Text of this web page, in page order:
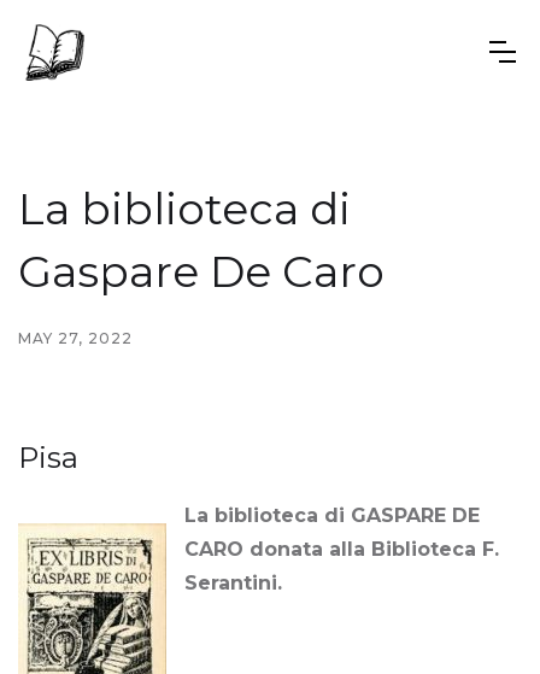
La biblioteca di
Gaspare De Caro
MAY 27, 2022
Pisa
La biblioteca di GASPARE DE
CARO donata alla Biblioteca F.
Serantini.